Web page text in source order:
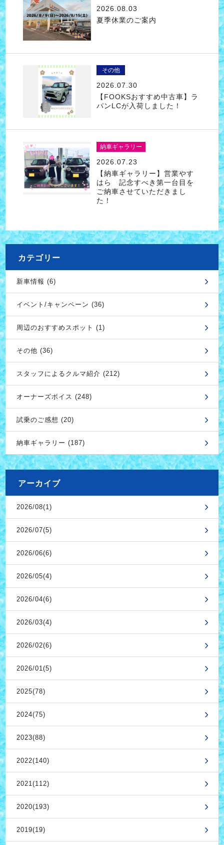
2026.08.03
夏季休業のご案内
その他
2026.07.30
【FOOKSおすすめ中古車】ラ
パンLCが入荷しました！
納車ギャラリー
2026.07.23
【納車ギャラリー】営業やす
はら 記念すべき第一台目を
ご納車させていただきまし
た！
カテゴリー
新車情報 (6)
イベント/キャンペーン (36)
周辺のおすすめスポット (1)
その他 (36)
スタッフによるクルマ紹介 (212)
オーナーズボイス (248)
試乗のご感想 (20)
納車ギャラリー (187)
アーカイブ
2026/08(1)
2026/07(5)
2026/06(6)
2026/05(4)
2026/04(6)
2026/03(4)
2026/02(6)
2026/01(5)
2025(78)
2024(75)
2023(88)
2022(140)
2021(112)
2020(193)
2019(19)